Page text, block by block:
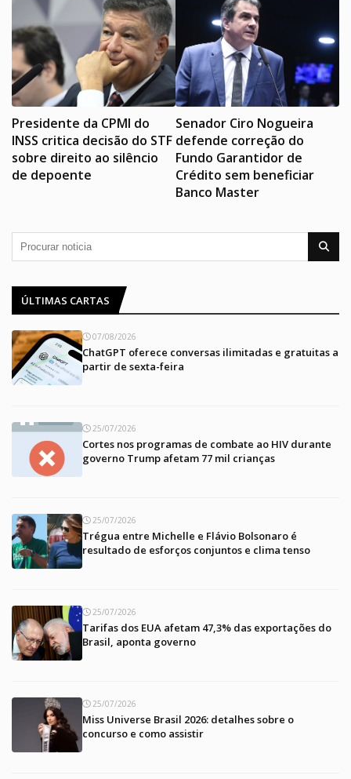
Presidente da CPMI do
INSS critica decisão do STF
sobre direito ao silêncio
de depoente
Senador Ciro Nogueira
defende correção do
Fundo Garantidor de
Crédito sem beneficiar
Banco Master
ÚLTIMAS CARTAS
07/08/2026
ChatGPT oferece conversas ilimitadas e gratuitas a
partir de sexta-feira
25/07/2026
Cortes nos programas de combate ao HIV durante
governo Trump afetam 77 mil crianças
25/07/2026
Trégua entre Michelle e Flávio Bolsonaro é
resultado de esforços conjuntos e clima tenso
25/07/2026
Tarifas dos EUA afetam 47,3% das exportações do
Brasil, aponta governo
25/07/2026
Miss Universe Brasil 2026: detalhes sobre o
concurso e como assistir